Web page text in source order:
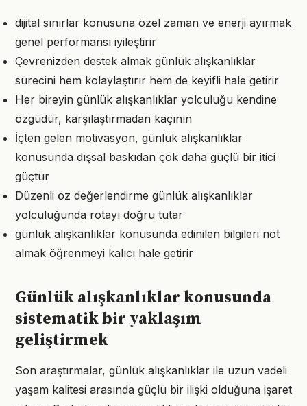
dijital sınırlar konusuna özel zaman ve enerji ayırmak
genel performansı iyileştirir
Çevrenizden destek almak günlük alışkanlıklar
sürecini hem kolaylaştırır hem de keyifli hale getirir
Her bireyin günlük alışkanlıklar yolculuğu kendine
özgüdür, karşılaştırmadan kaçının
İçten gelen motivasyon, günlük alışkanlıklar
konusunda dışsal baskıdan çok daha güçlü bir itici
güçtür
Düzenli öz değerlendirme günlük alışkanlıklar
yolculuğunda rotayı doğru tutar
günlük alışkanlıklar konusunda edinilen bilgileri not
almak öğrenmeyi kalıcı hale getirir
Günlük alışkanlıklar konusunda
sistematik bir yaklaşım
geliştirmek
Son araştırmalar, günlük alışkanlıklar ile uzun vadeli
yaşam kalitesi arasında güçlü bir ilişki olduğuna işaret